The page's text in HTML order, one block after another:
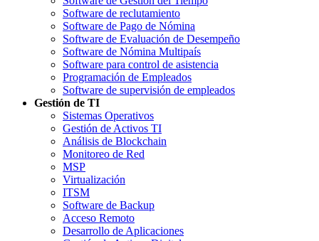
Software de reclutamiento
Software de Pago de Nómina
Software de Evaluación de Desempeño
Software de Nómina Multipaís
Software para control de asistencia
Programación de Empleados
Software de supervisión de empleados
Gestión de TI
Sistemas Operativos
Gestión de Activos TI
Análisis de Blockchain
Monitoreo de Red
MSP
Virtualización
ITSM
Software de Backup
Acceso Remoto
Desarrollo de Aplicaciones